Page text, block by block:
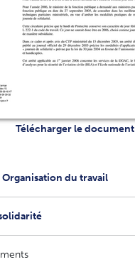
Télécharger le document
Organisation du travail